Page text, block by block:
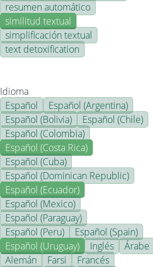
resumen automático
similitud textual
simplificación textual
text detoxification
Idioma
Español
Español (Argentina)
Español (Bolivia)
Español (Chile)
Español (Colombia)
Español (Costa Rica)
Español (Cuba)
Español (Dominican Republic)
Español (Ecuador)
Español (Mexico)
Español (Paraguay)
Español (Peru)
Español (Spain)
Español (Uruguay)
Inglés
Árabe
Alemán
Farsi
Francés